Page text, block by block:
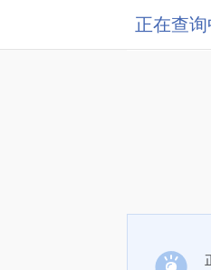
正在查询